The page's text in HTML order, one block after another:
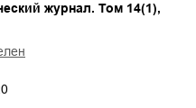
журнал. Том 14(1),